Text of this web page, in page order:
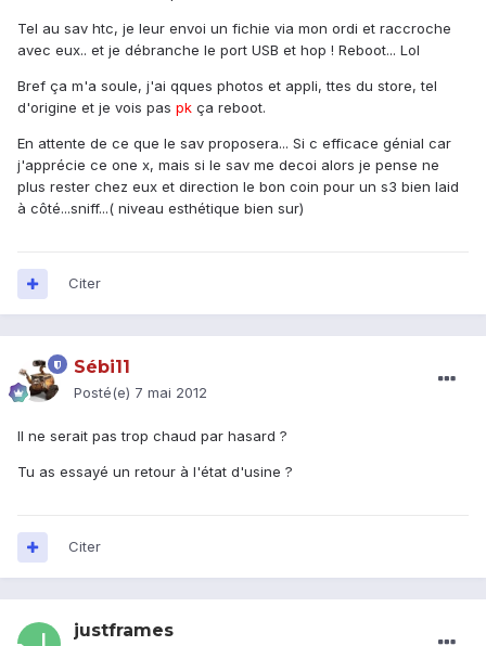
Tel au sav htc, je leur envoi un fichie via mon ordi et raccroche
avec eux.. et je débranche le port USB et hop ! Reboot... Lol
Bref ça m'a soule, j'ai qques photos et appli, ttes du store, tel
d'origine et je vois pas pk ça reboot.
En attente de ce que le sav proposera... Si c efficace génial car
j'apprécie ce one x, mais si le sav me decoi alors je pense ne
plus rester chez eux et direction le bon coin pour un s3 bien laid
à côté...sniff...( niveau esthétique bien sur)
Citer
Sébi11
Posté(e) 7 mai 2012
Il ne serait pas trop chaud par hasard ?
Tu as essayé un retour à l'état d'usine ?
Citer
justframes